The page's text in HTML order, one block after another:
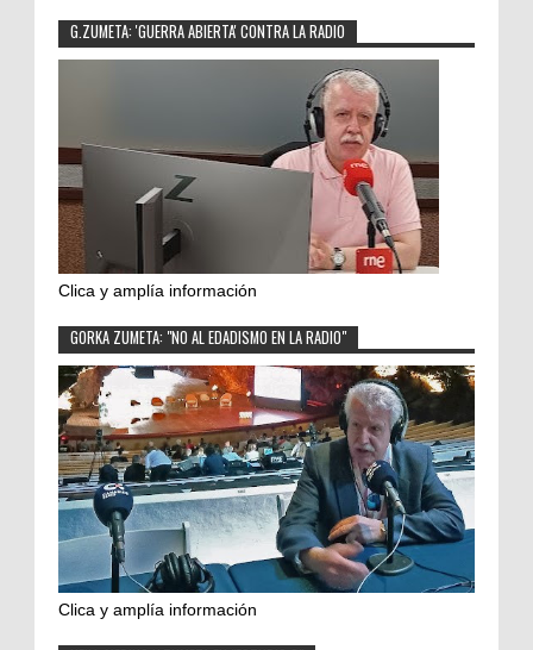
G.ZUMETA: 'GUERRA ABIERTA' CONTRA LA RADIO
Clica y amplía información
GORKA ZUMETA: "NO AL EDADISMO EN LA RADIO"
Clica y amplía información